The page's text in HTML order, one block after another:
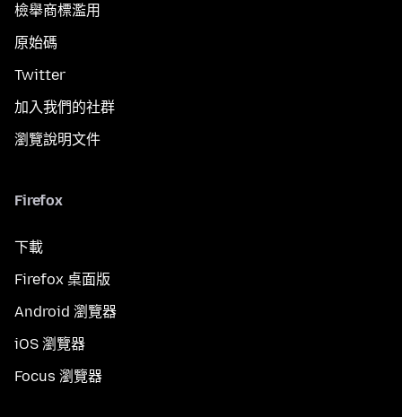
檢舉商標濫用
原始碼
Twitter
加入我們的社群
瀏覽說明文件
Firefox
下載
Firefox 桌面版
Android 瀏覽器
iOS 瀏覽器
Focus 瀏覽器